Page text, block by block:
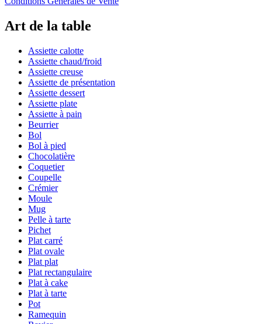
Art de la table
Assiette calotte
Assiette chaud/froid
Assiette creuse
Assiette de présentation
Assiette dessert
Assiette plate
Assiette à pain
Beurrier
Bol
Bol à pied
Chocolatière
Coquetier
Coupelle
Crémier
Moule
Mug
Pelle à tarte
Pichet
Plat carré
Plat ovale
Plat plat
Plat rectangulaire
Plat à cake
Plat à tarte
Pot
Ramequin